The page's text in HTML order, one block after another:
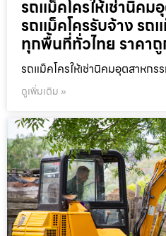
รถแม็คโครให้เช่านิค
รถแม็คโครรับจ้าง รถ
ทุกพื้นที่ทั่วไทย ราคา
รถแม็คโครให้เช่านิคมอุตสาหกร
ดูเพิ่มเติม »